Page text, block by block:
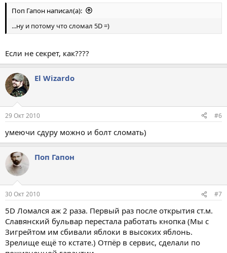
Поп Гапон написал(а):
...ну и потому что сломал 5D =)
Если не секрет, как????
El Wizardo
29 Окт 2010 #6
умеючи сдуру можно и болт сломать)
Поп Гапон
30 Окт 2010 #7
5D Ломался аж 2 раза. Первый раз после открытия ст.м.
Славянский бульвар перестала работать кнопка (Мы с
Зигрейтом им сбивали яблоки в высоких яблонь.
Зрелище ещё то кстате.) Отпёр в сервис, сделали по